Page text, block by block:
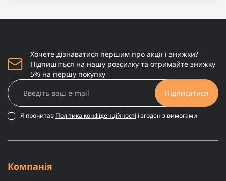
Хочете дізнаватися першим про акції і знижки?
Підпишіться на нашу розсилку та отримайте знижку
5% на першу покупку
Підписатися
Я прочитав Політика конфіденційності і згоден з вимогами
Компанія